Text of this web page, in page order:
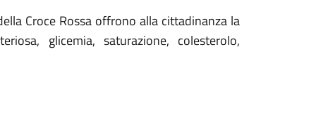
Croce Rossa offrono alla cittadinanza la
glicemia, saturazione, colesterolo,